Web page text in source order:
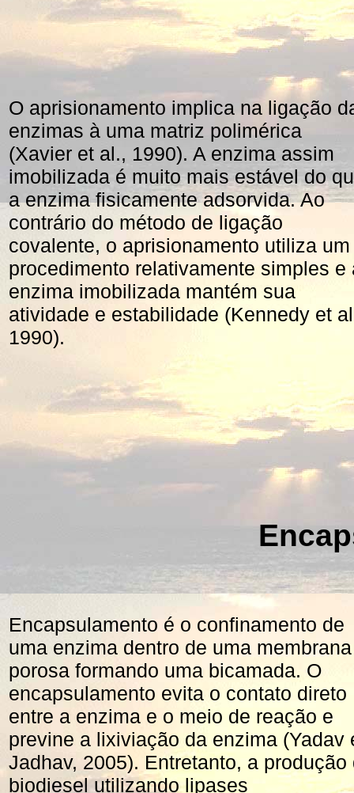
O aprisionamento implica na ligação
enzimas à uma matriz polimérica
(Xavier et al., 1990). A enzima assim
imobilizada é muito mais estável do
a enzima fisicamente adsorvida. Ao
contrário do método de ligação
covalente, o aprisionamento utiliza um
procedimento relativamente simples e
enzima imobilizada mantém sua
atividade e estabilidade (Kennedy et
1990).
Encapsulamento é o confinamento de
uma enzima dentro de uma membrana
porosa formando uma bicamada. O
encapsulamento evita o contato direto
entre a enzima e o meio de reação e
previne a lixiviação da enzima (Yadav
Jadhav, 2005). Entretanto, a produção
biodiesel utilizando lipases